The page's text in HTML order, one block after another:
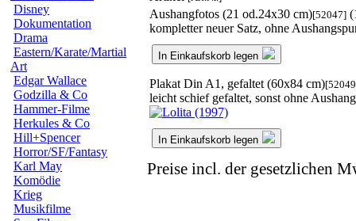
Disney
Dokumentation
Drama
Eastern/Karate/Martial
Art
Edgar Wallace
Godzilla & Co
Hammer-Filme
Herkules & Co
Hill+Spencer
Horror/SF/Fantasy
Karl May
Komödie
Krieg
Musikfilme
Aushangfotos (21 od.24x30 cm)[52047]
kompletter neuer Satz, ohne
In Einkaufskorb legen
Plakat Din A1, gefaltet (60x84 cm)
leicht schief gefaltet, sonst ohne
In Einkaufskorb legen
Preise incl. der gesetzlichen